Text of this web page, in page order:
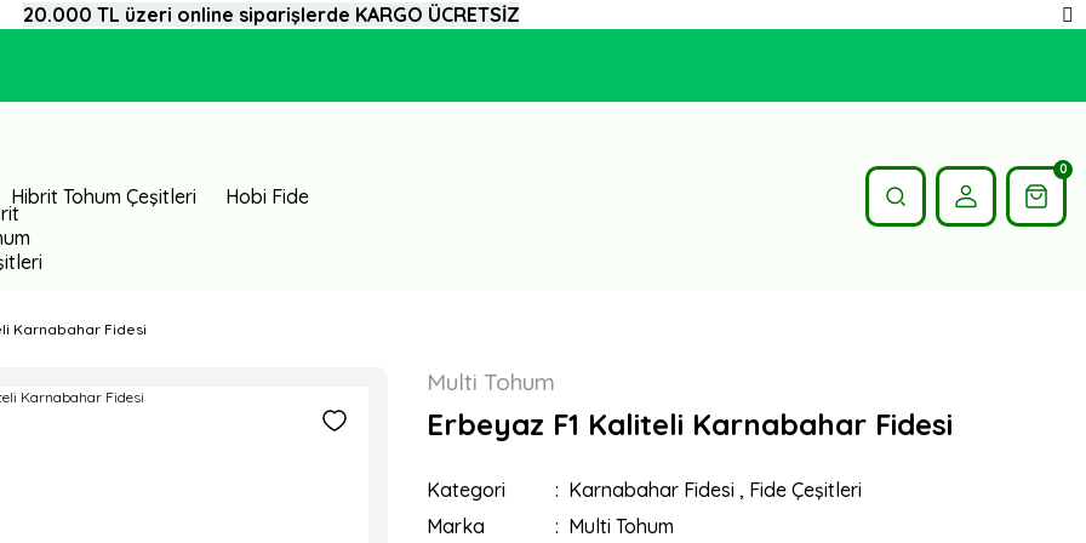
20.000 TL üzeri online siparişlerde KARGO ÜCRETSİZ
Hibrit Tohum Çeşitleri Hobi Fide
0
Karnabahar Fidesi
Multi Tohum
Erbeyaz F1 Kaliteli Karnabahar Fidesi
Kategori Karnabahar Fidesi , Fide Çeşitleri
Marka
Multi Tohum